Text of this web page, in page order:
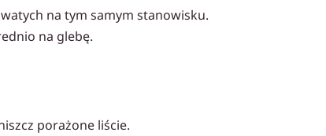
na tym samym stanowisku.
na glebę.
porażone liście.